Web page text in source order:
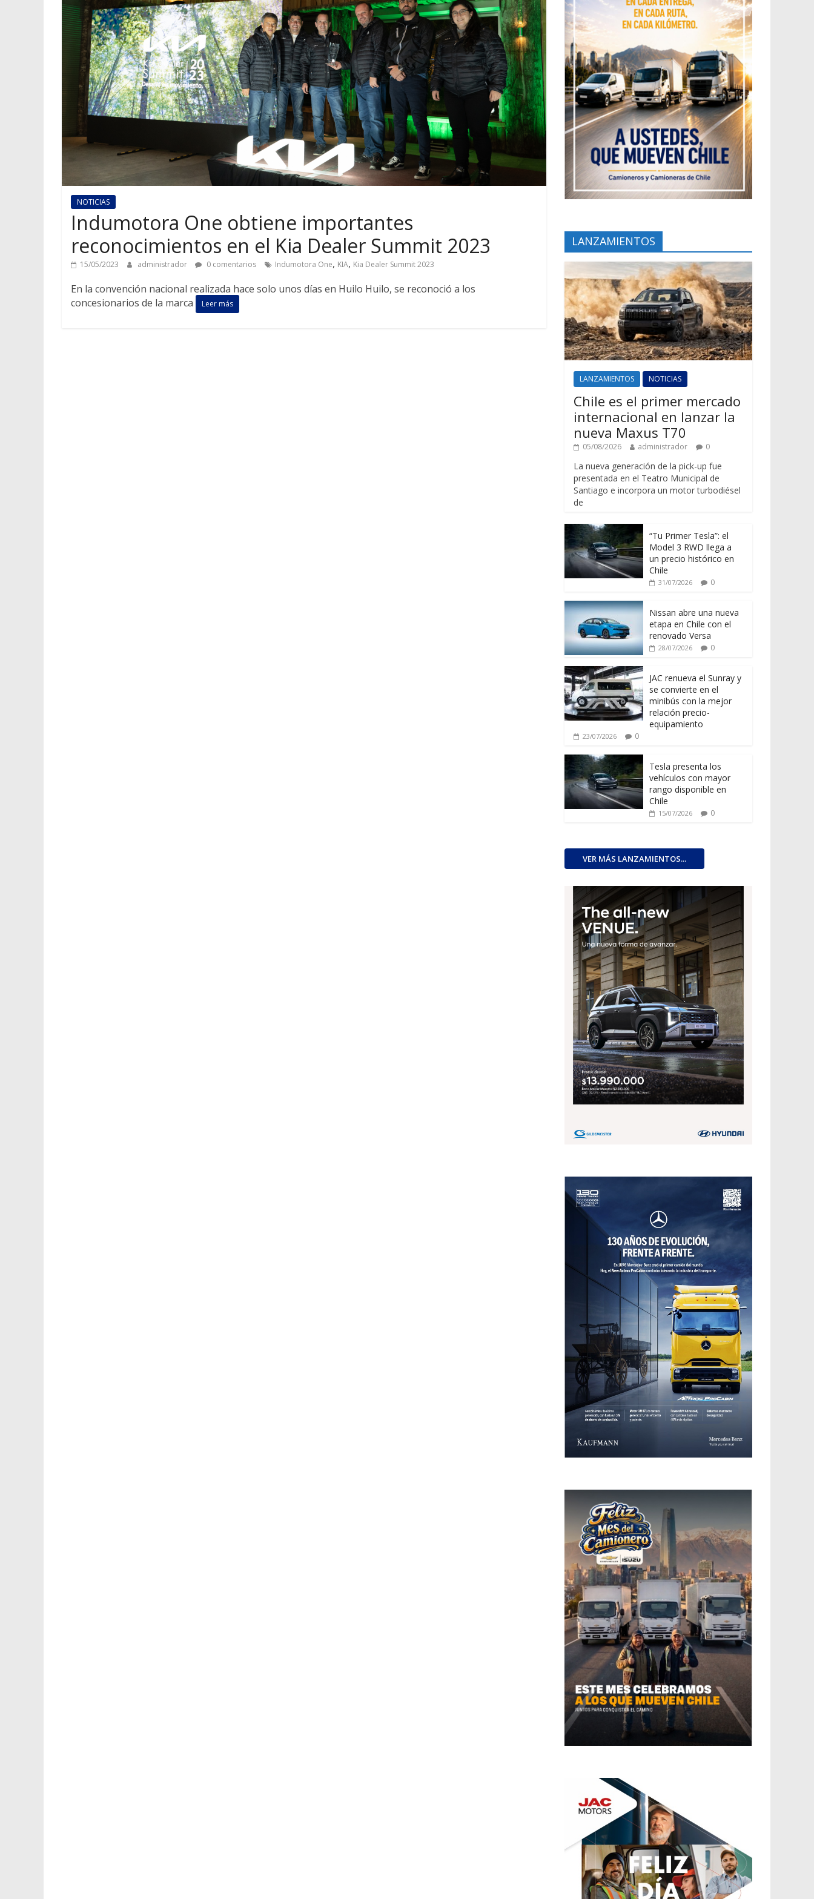
NOTICIAS
Indumotora One obtiene importantes
reconocimientos en el Kia Dealer Summit 2023
15/05/2023 administrador 0 comentarios Indumotora One, KIA, Kia Dealer Summit 2023
En la convención nacional realizada hace solo unos días en Huilo Huilo, se reconoció a los
concesionarios de la marca
Leer más
LANZAMIENTOS
LANZAMIENTOS NOTICIAS
Chile es el primer mercado
internacional en lanzar la
nueva Maxus T70
05/08/2026 administrador 0
La nueva generación de la pick-up fue
presentada en el Teatro Municipal de
Santiago e incorpora un motor turbodiésel
de
“Tu Primer Tesla”: el
Model 3 RWD llega a
un precio histórico en
Chile
31/07/2026 0
Nissan abre una nueva
etapa en Chile con el
renovado Versa
28/07/2026 0
JAC renueva el Sunray y
se convierte en el
minibús con la mejor
relación precio-
equipamiento
23/07/2026 0
Tesla presenta los
vehículos con mayor
rango disponible en
Chile
15/07/2026 0
VER MÁS LANZAMIENTOS...